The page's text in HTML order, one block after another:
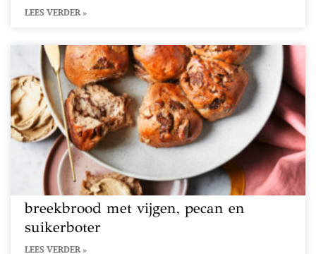
LEES VERDER »
breekbrood met vijgen, pecan en
suikerboter
LEES VERDER »